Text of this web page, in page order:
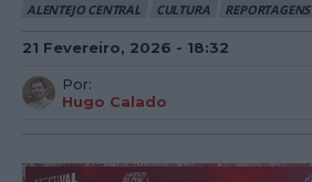
ALENTEJO CENTRAL CULTURA REPORTAGENS
21 Fevereiro, 2026 - 18:32
Por:
Hugo Calado